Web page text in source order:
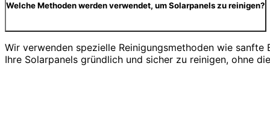
Welche Methoden werden verwendet, um Solarpanels zu reinigen?
Wir verwenden spezielle Reinigungsmethoden wie
Ihre Solarpanels gründlich und sicher zu reinigen, ohne